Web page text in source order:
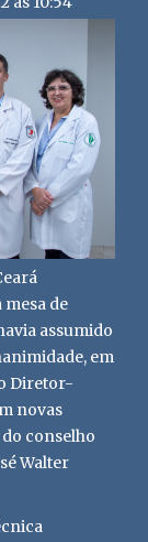
mesa de
assumido
em
Diretor-
novas
conselho
Walter